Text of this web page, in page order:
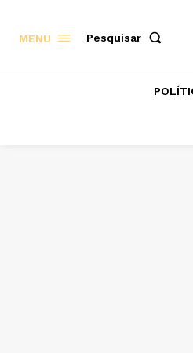
MENU Pesquisar